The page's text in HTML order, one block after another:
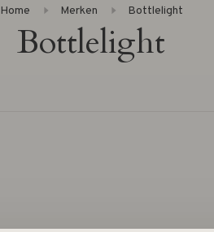
Home Merken Bottlelight
Bottlelight